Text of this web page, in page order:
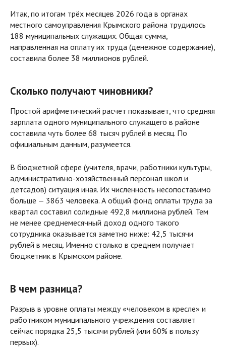
Итак, по итогам трёх месяцев 2026 года в органах
местного самоуправления Крымского района трудилось
188 муниципальных служащих. Общая сумма,
направленная на оплату их труда (денежное содержание),
составила более 38 миллионов рублей.
Сколько получают чиновники?
Простой арифметический расчет показывает, что средняя
зарплата одного муниципального служащего в районе
составила чуть более 68 тысяч рублей в месяц. По
официальным данным, разумеется.
В бюджетной сфере (учителя, врачи, работники культуры,
административно-хозяйственный персонал школ и
детсадов) ситуация иная. Их численность несопоставимо
больше — 3863 человека. А общий фонд оплаты труда за
квартал составил солидные 492,8 миллиона рублей. Тем
не менее среднемесячный доход одного такого
сотрудника оказывается заметно ниже: 42,5 тысячи
рублей в месяц. Именно столько в среднем получает
бюджетник в Крымском районе.
В чем разница?
Разрыв в уровне оплаты между «человеком в кресле» и
работником муниципального учреждения составляет
сейчас порядка 25,5 тысячи рублей (или 60% в пользу
первых).